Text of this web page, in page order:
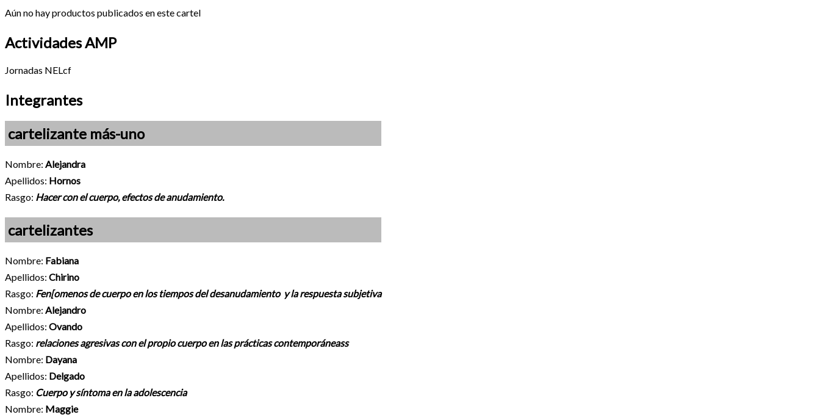
Aún no hay productos publicados en este cartel
Actividades AMP
Jornadas NELcf
Integrantes
cartelizante más-uno
Nombre: Alejandra
Apellidos: Hornos
Rasgo: Hacer con el cuerpo, efectos de anudamiento.
cartelizantes
Nombre: Fabiana
Apellidos: Chirino
Rasgo: Fen[omenos de cuerpo en los tiempos del desanudamiento y la respuesta subjetiva
Nombre: Alejandro
Apellidos: Ovando
Rasgo: relaciones agresivas con el propio cuerpo en las prácticas contemporáneass
Nombre: Dayana
Apellidos: Delgado
Rasgo: Cuerpo y síntoma en la adolescencia
Nombre: Maggie